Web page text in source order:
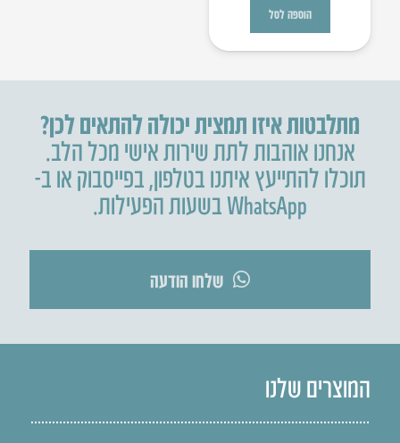
הוספה לסל
מתלבטות איזו תמצית יכולה להתאים לכן?
אנחנו אוהבות לתת שירות אישי מכל הלב.
תוכלו להתייעץ איתנו בטלפון,בפייסבוק או ב-
WhatsApp בשעות הפעילות.
שלחו הודעה
המוצרים שלנו